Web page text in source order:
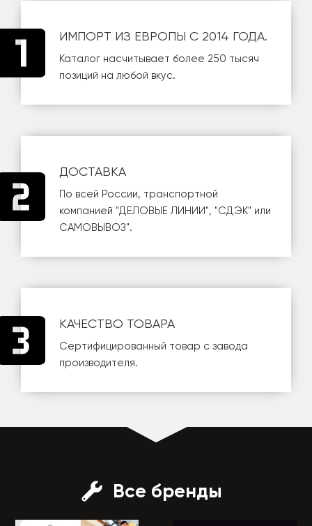
ИМПОРТ ИЗ ЕВРОПЫ С 2014 ГОДА.
Каталог насчитывает более 250 тысяч
позиций на любой вкус.
ДОСТАВКА
По всей России, транспортной
компанией "ДЕЛОВЫЕ ЛИНИИ", "СДЭК" или
САМОВЫВОЗ".
КАЧЕСТВО ТОВАРА
Сертифицированный товар с завода
производителя.
Все бренды